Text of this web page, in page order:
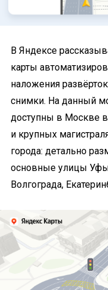
В Яндексе
карты
наложения
снимки. На данный
доступны в Москве
и крупных
города: детально
основные улицы
Волгограда,